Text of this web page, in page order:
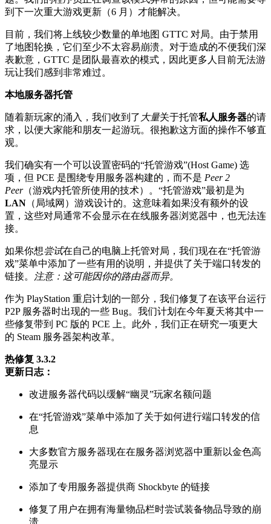
到下一次重大游戏更新（6 月）才能解决。
目前，我们将上线较少数量的单地图 GTTC 对局。由于禁用
了地图轮换，它们至少不太容易崩溃。对于造成的不便我们深
表歉意，GTTC 是团队最喜欢的模式，因此更多人目前无法游
玩让我们感到非常难过。
本地服务器托管
随着新玩家的涌入，我们收到了 大量关于托管私人服务器的请
求，以便大家能和朋友一起游玩。很抱歉这方面的操作不够直
观。
我们确实有一个可以设置密码的“托管游戏”(Host Game) 选
项，但 PCE 是围绕专用服务器构建的，而不是 Peer 2
Peer（游戏内托管所使用的技术）。“托管游戏”最初是为
LAN （局域网）游戏设计的。这意味着如果没有额外的设
置，这些对局通常不会显示在在线服务器浏览器中，也无法连
接。
如果你想尝试在自己的电脑上托管对局，我们现在在“托管游
戏”菜单中添加了一些有用的说明，并提供了关于端口转发的
链接。
注意：这可能因你的路由器而异。
作为 PlayStation 重启计划的一部分，我们修复了在该平台运行
P2P 服务器时出现的一些 Bug。我们计划在今年夏天将其中一
些修复带到 PC 版的 PCE 上。此外，我们正在研究一项更大
的 Steam 服务器架构改革。
热修复 3.3.2
更新日志：
改进服务器代码以缓解“幽灵”玩家名额问题
在“托管游戏”菜单中添加了关于如何进行端口转发的信
息
大多数官方服务器现在在服务器浏览器中重新以金色高
亮显示
添加了专用服务器提供商 Shockbyte 的链接
修复了用户在拥有海量物品栏时尝试装备物品导致的崩
溃